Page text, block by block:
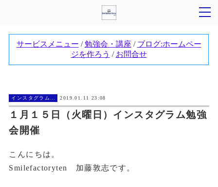
2019.01.11 23:08
１月１５日（火曜日）インスタグラム勉強
会開催
こんにちは。
Smilefactoryten 加藤敦志です。